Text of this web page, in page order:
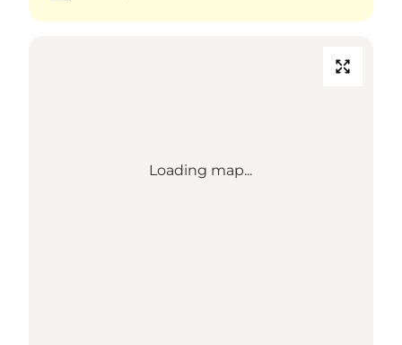
Loading map...